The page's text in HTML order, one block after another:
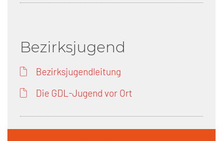
Bezirksjugend
Bezirksjugendleitung
Die GDL-Jugend vor Ort